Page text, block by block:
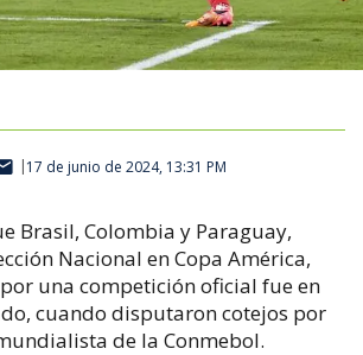
17 de junio de 2024, 13:31 PM
Brasil, Colombia y Paraguay,
Nacional en Copa América,
una competición oficial fue en
cuando disputaron cotejos por
de la Conmebol.